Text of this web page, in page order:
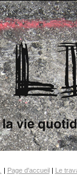
| Page d'accueil| Le